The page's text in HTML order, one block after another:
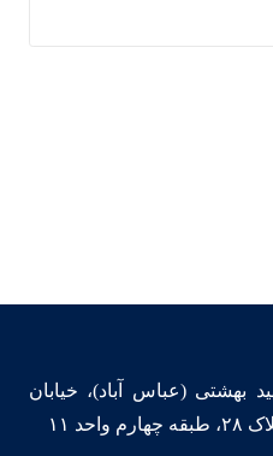
یک دادگستری و مشاور
حقوقی، قبول و پیگیری
می باشد.
بهشتی (عباس آباد)، خیابان
۱۱